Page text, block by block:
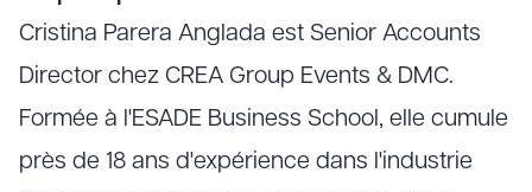
Cristina Parera Anglada est Senior Accounts
Director chez CREA Group Events & DMC.
Formée à l'ESADE Business School, elle cumule
près de 18 ans d'expérience dans l'industrie